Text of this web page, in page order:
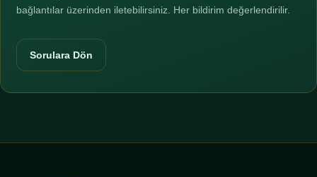
bağlantılar üzerinden iletebilirsiniz. Her bildirim değerlendirilir.
Sorulara Dön